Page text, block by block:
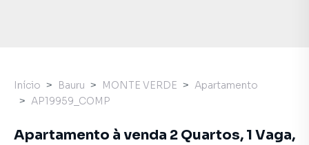
Início Bauru MONTE VERDE
Apartamento
AP19959_COMP
Apartamento à venda 2 Quartos, 1 Vaga,